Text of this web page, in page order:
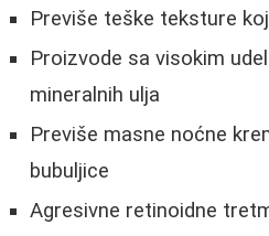
Previše teške teksture
Proizvode sa visokim
mineralnih ulja
Previše masne noćne
bubuljice
Agresivne retinoidne